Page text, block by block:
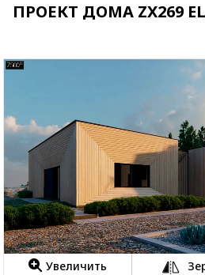
ПРОЕКТ ДОМА ZX269 EL
Увеличить